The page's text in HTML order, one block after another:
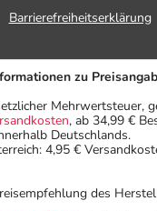
Barrierefreiheitserklärung
zu
Mehrwertsteuer,
, ab 34,99 €
Deutschlands.
4,95 €
des